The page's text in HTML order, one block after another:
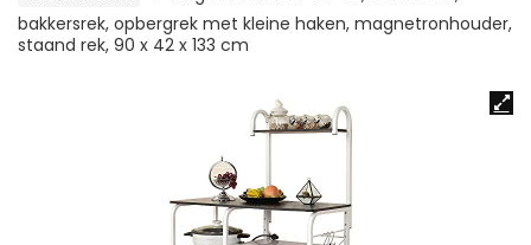
bakkersrek, opbergrek met kleine haken, magnetronhouder,
staand rek, 90 x 42 x 133 cm